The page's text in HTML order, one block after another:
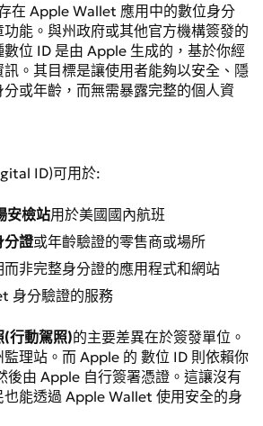
在 Apple Wallet 應用中的數位身分
能。與州政府或其他官方機構簽發的
位 ID 是由 Apple 生成的，基於你經
。其目標是讓使用者能夠以安全、隱
或年齡，而無需暴露完整的個人資
ID)可用於:
安檢站用於美國國內航班
分證或年齡驗證的零售商或場所
而非完整身分證的應用程式和網站
身分驗證的服務
(行動駕照)的主要差異在於簽發單位。
理站。而 Apple 的 數位 ID 則依賴你
後由 Apple 自行簽署憑證。這讓沒有
也能透過 Apple Wallet 使用安全的身